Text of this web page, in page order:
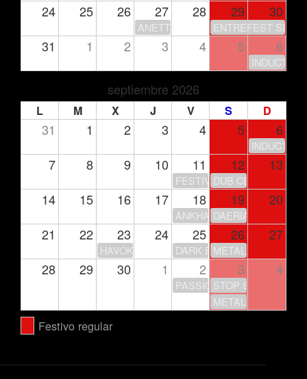
24 25 26 27 28 29 30
ANETTE OLZON ENTREFEST
31 1 2 3 4 5 6
INDUCTION
septiembre 2026
L M X J V S D
31 1 2 3 4 5 6
INDUCTION
7 8 9 10 11 12 13
FESTIVAL DE LA LUNA
DUB CENTER
14 15 16 17 18 19 20
ANKHARA – GIRA 30
DAERIA
21 22 23 24 25 26 27
HAVOK DARK ECHOES FEST
METAL LEGACY
28 29 30 1 2 3 4
PASSION IS NOT OVER…
STOP STOP +
METAL ON METAL
Festivo regular